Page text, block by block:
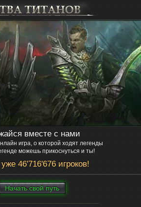
вместе с нами
игра, о которой ходят легенды
можешь прикоснуться и ты!
46'716'676 игроков!
Нaчaть свой путь